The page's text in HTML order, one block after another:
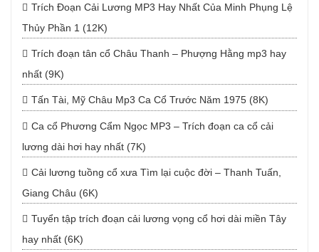
Trích Đoạn Cải Lương MP3 Hay Nhất Của Minh Phụng Lệ
Thủy Phần 1 (12K)
Trích đoạn tân cổ Châu Thanh – Phượng Hằng mp3 hay
nhất (9K)
Tấn Tài, Mỹ Châu Mp3 Ca Cổ Trước Năm 1975 (8K)
Ca cổ Phương Cẩm Ngọc MP3 – Trích đoạn ca cổ cải
lương dài hơi hay nhất (7K)
Cải lương tuồng cổ xưa Tìm lại cuộc đời – Thanh Tuấn,
Giang Châu (6K)
Tuyển tập trích đoạn cải lương vọng cổ hơi dài miền Tây
hay nhất (6K)